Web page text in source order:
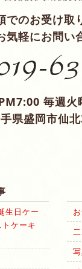
でのお受け取
気軽にお問い
毎週火
県盛岡市仙
生日ケー
ケーキ